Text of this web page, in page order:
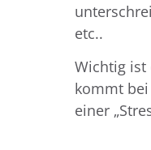
etc..
Wichtig ist
kommt
einer